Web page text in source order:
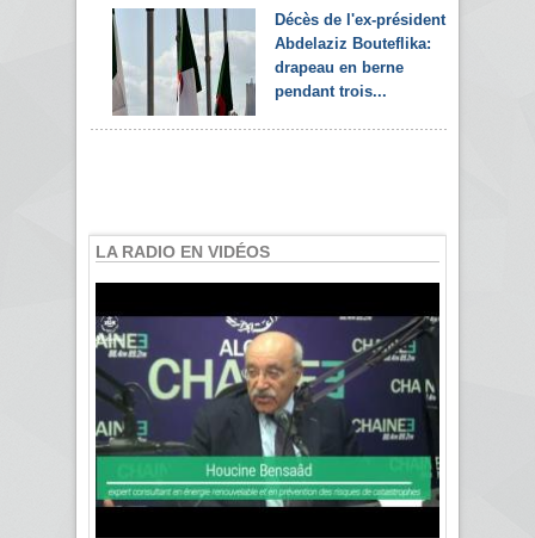
Décès de l'ex-président
Abdelaziz Bouteflika:
drapeau en berne
pendant trois...
LA RADIO EN VIDÉOS